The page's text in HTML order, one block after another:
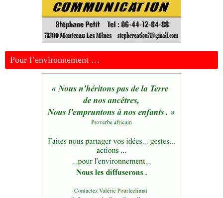
Pour l’environnement …